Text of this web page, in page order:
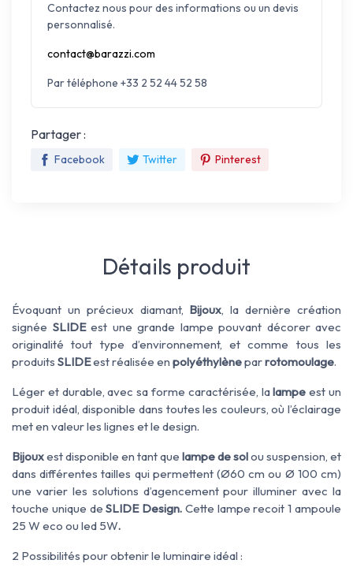
Contactez nous pour des informations ou un devis
personnalisé.
contact@barazzi.com
Par téléphone +33 2 52 44 52 58
Partager :
Facebook Twitter Pinterest
Détails produit
Évoquant un précieux diamant, Bijoux, la dernière création
signée SLIDEest une grande lampe pouvant décorer avec
originalité tout type d’environnement, et comme tous les
produits SLIDEest réalisée en polyéthylèneparrotomoulage.
Léger et durable, avec sa forme caractérisée, lalampeest un
produit idéal, disponible dans toutes les couleurs, où l’éclairage
met en valeur les lignes et le design.
Bijouxest disponible en tant que lampe de solou suspension, et
dans différentes tailles qui permettent (Ø60 cm ou Ø 100 cm)
une varier les solutions d’agencement pour illuminer avec la
touche unique deSLIDE Design. Cette lampe recoit 1 ampoule
25 W eco ou led 5W.
2 Possibilités pour obtenir le luminaire idéal :